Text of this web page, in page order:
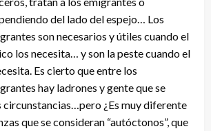
del lado del espejo… Los
son necesarios y útiles cuando el
los necesita… y son la peste cuando el
Es cierto que entre los
hay ladrones y gente que se
circunstancias…pero ¿Es muy diferente
que se consideran “autóctonos”, que